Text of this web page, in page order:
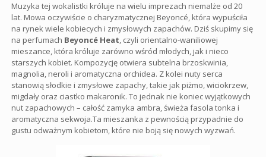
Muzyka tej wokalistki króluje na wielu imprezach niemalże od 20
lat. Mowa oczywiście o charyzmatycznej Beyoncé, która wypuściła
na rynek wiele kobiecych i zmysłowych zapachów. Dziś skupimy się
na perfumach Beyoncé Heat, czyli orientalno-waniliowej
mieszance, która króluje zarówno wśród młodych, jak i nieco
starszych kobiet. Kompozycję otwiera subtelna brzoskwinia,
magnolia, neroli i aromatyczna orchidea. Z kolei nuty serca
stanowią słodkie i zmysłowe zapachy, takie jak piżmo, wiciokrzew,
migdały oraz ciastko makaronik. To jednak nie koniec wyjątkowych
nut zapachowych – całość zamyka ambra, świeża fasola tonka i
aromatyczna sekwoja.Ta mieszanka z pewnością przypadnie do
gustu odważnym kobietom, które nie boją się nowych wyzwań.